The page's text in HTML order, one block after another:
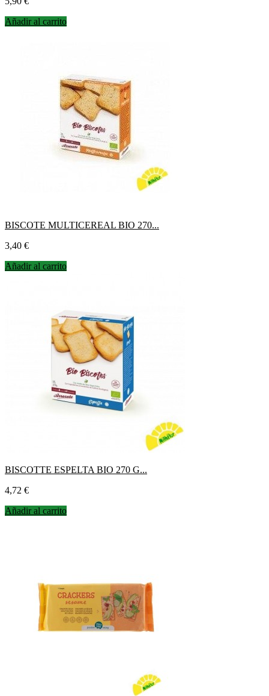
Añadir al carrito
BISCOTE MULTICEREAL BIO 270...
Precio
3,40 €
Añadir al carrito
BISCOTTE ESPELTA BIO 270 G...
Precio
4,72 €
Añadir al carrito